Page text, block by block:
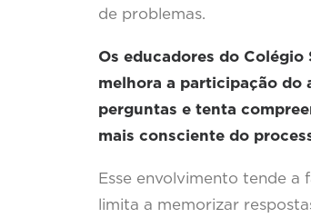
de problemas.
Os educadores do
melhora a participação do
perguntas e tenta
mais consciente do
Esse envolvimento tende a
limita a memorizar